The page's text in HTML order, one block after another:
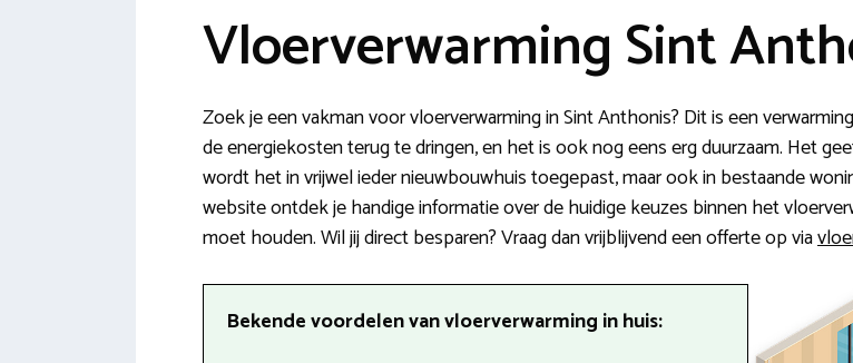
Vloerverwarming Sint
Zoek je een vakman voor vloerverwarming in Sint Anthonis? Dit is een
de energiekosten terug te dringen, en het is ook nog eens erg duurzaam. Het
wordt het in vrijwel ieder nieuwbouwhuis toegepast, maar ook in bestaande
website ontdek je handige informatie over de huidige keuzes binnen het
moet houden. Wil jij direct besparen? Vraag dan vrijblijvend een offerte op via
Bekende voordelen van vloerverwarming in huis: